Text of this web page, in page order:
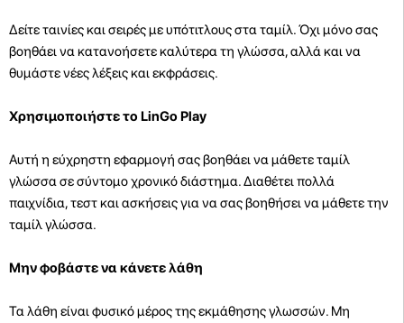
Δείτε ταινίες και σειρές με υπότιτλους στα ταμίλ. Όχι μόνο σας
βοηθάει να κατανοήσετε καλύτερα τη γλώσσα, αλλά και να
θυμάστε νέες λέξεις και εκφράσεις.
Χρησιμοποιήστε το LinGo Play
Αυτή η εύχρηστη εφαρμογή σας βοηθάει να μάθετε ταμίλ
γλώσσα σε σύντομο χρονικό διάστημα. Διαθέτει πολλά
παιχνίδια, τεστ και ασκήσεις για να σας βοηθήσει να μάθετε την
ταμίλ γλώσσα.
Μην φοβάστε να κάνετε λάθη
Τα λάθη είναι φυσικό μέρος της εκμάθησης γλωσσών. Μη